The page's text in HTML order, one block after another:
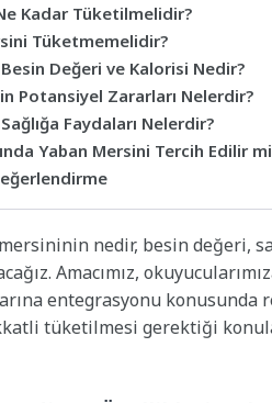
Kadar Tüketilmelidir?
Tüketmemelidir?
Değeri ve Kalorisi Nedir?
Potansiyel Zararları Nelerdir?
Faydaları Nelerdir?
Yaban Mersini Tercih Edilir
nedir, besin değeri,
Amacımız,
entegrasyonu
tüketilmesi gerektiği